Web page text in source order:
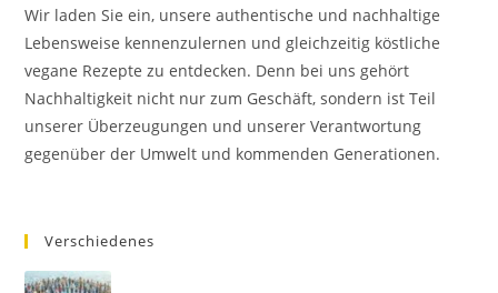
Wir laden Sie ein, unsere authentische und nachhaltige
Lebensweise kennenzulernen und gleichzeitig köstliche
vegane Rezepte zu entdecken. Denn bei uns gehört
Nachhaltigkeit nicht nur zum Geschäft, sondern ist Teil
unserer Überzeugungen und unserer Verantwortung
gegenüber der Umwelt und kommenden Generationen.
Verschiedenes